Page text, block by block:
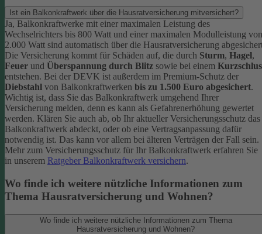
Ist ein Balkonkraftwerk über die Hausratversicherung mitversichert?
Ja, Balkonkraftwerke mit einer maximalen Leistung des
Wechselrichters bis 800 Watt und einer maximalen Modulleistung von
2.000 Watt sind automatisch über die Hausratversicherung
Die Versicherung kommt für Schäden auf, die durch Sturm, Hagel,
Feuer und Überspannung durch Blitz sowie bei einem
entstehen. Bei der DEVK ist außerdem im Premium-Schutz der
Diebstahl von Balkonkraftwerken bis zu 1.500 Euro abgesichert.
Wichtig ist, dass Sie das Balkonkraftwerk umgehend Ihrer
Versicherung melden, denn es kann als Gefahrenerhöhung gewertet
werden. Klären Sie auch ab, ob Ihr aktueller Versicherungsschutz das
Balkonkraftwerk abdeckt, oder ob eine Vertragsanpassung dafür
notwendig ist. Das kann vor allem bei älteren Verträgen der Fall sein.
Mehr zum Versicherungsschutz für Ihr Balkonkraftwerk erfahren Sie
in unserem Ratgeber Balkonkraftwerk versichern.
Wo finde ich weitere nützliche Informationen zum
Thema Hausratversicherung und Wohnen?
Wo finde ich weitere nützliche Informationen zum Thema
Hausratversicherung und Wohnen?